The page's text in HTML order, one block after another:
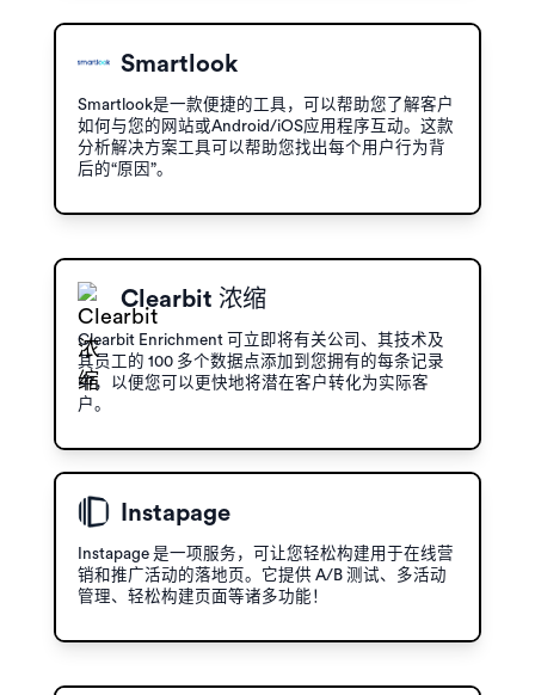
Smartlook
Smartlook是一款便捷的工具，可以帮助您了解客户
如何与您的网站或Android/iOS应用程序互动。这款
分析解决方案工具可以帮助您找出每个用户行为背
后的“原因”。
Clearbit 浓缩
Clearbit Enrichment 可立即将有关公司、其技术及
其员工的 100 多个数据点添加到您拥有的每条记录
中，以便您可以更快地将潜在客户转化为实际客
户。
Instapage
Instapage 是一项服务，可让您轻松构建用于在线营
销和推广活动的落地页。它提供 A/B 测试、多活动
管理、轻松构建页面等诸多功能！